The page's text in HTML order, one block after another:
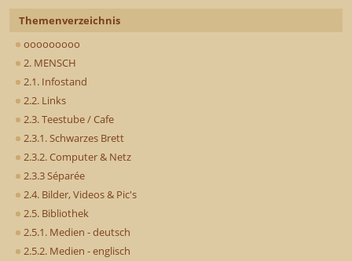
Themenverzeichnis
ooooooooo
2. MENSCH
2.1. Infostand
2.2. Links
2.3. Teestube / Cafe
2.3.1. Schwarzes Brett
2.3.2. Computer & Netz
2.3.3 Séparée
2.4. Bilder, Videos & Pic's
2.5. Bibliothek
2.5.1. Medien - deutsch
2.5.2. Medien - englisch